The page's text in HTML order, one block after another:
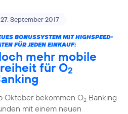
27. September 2017
BONUSSYSTEM MIT HIGHSPEED-
FÜR JEDEN EINKAUF:
mehr mobile
für O2
Oktober bekommen O2Banking
mit einem neuen